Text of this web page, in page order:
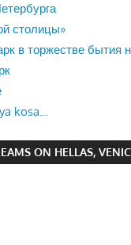
столицы»
в торжестве бытия
kosa…
ON HELLAS,